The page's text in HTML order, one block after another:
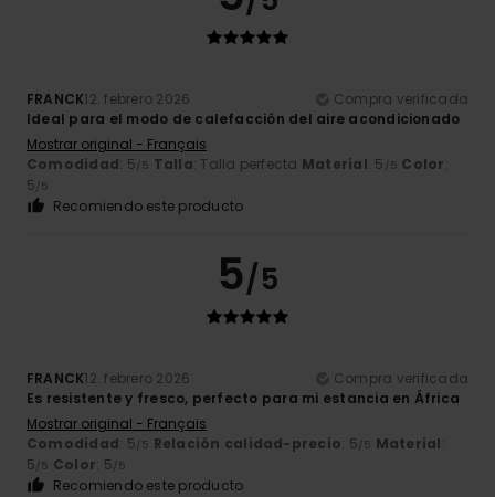
FRANCK12. febrero 2026
Compra verificada
Ideal para el modo de calefacción del aire acondicionado
Mostrar original - Français
Comodidad: 5/5 Talla: Talla perfecta Material: 5 /5 Color:
5/5
Recomiendo este producto
5/5
FRANCK12. febrero 2026
Compra verificada
Es resistente y fresco, perfecto para mi estancia en África
Mostrar original - Français
Comodidad: 5/5 Relación calidad-precio: 5/5 Material:
5/5 Color: 5/5
Recomiendo este producto